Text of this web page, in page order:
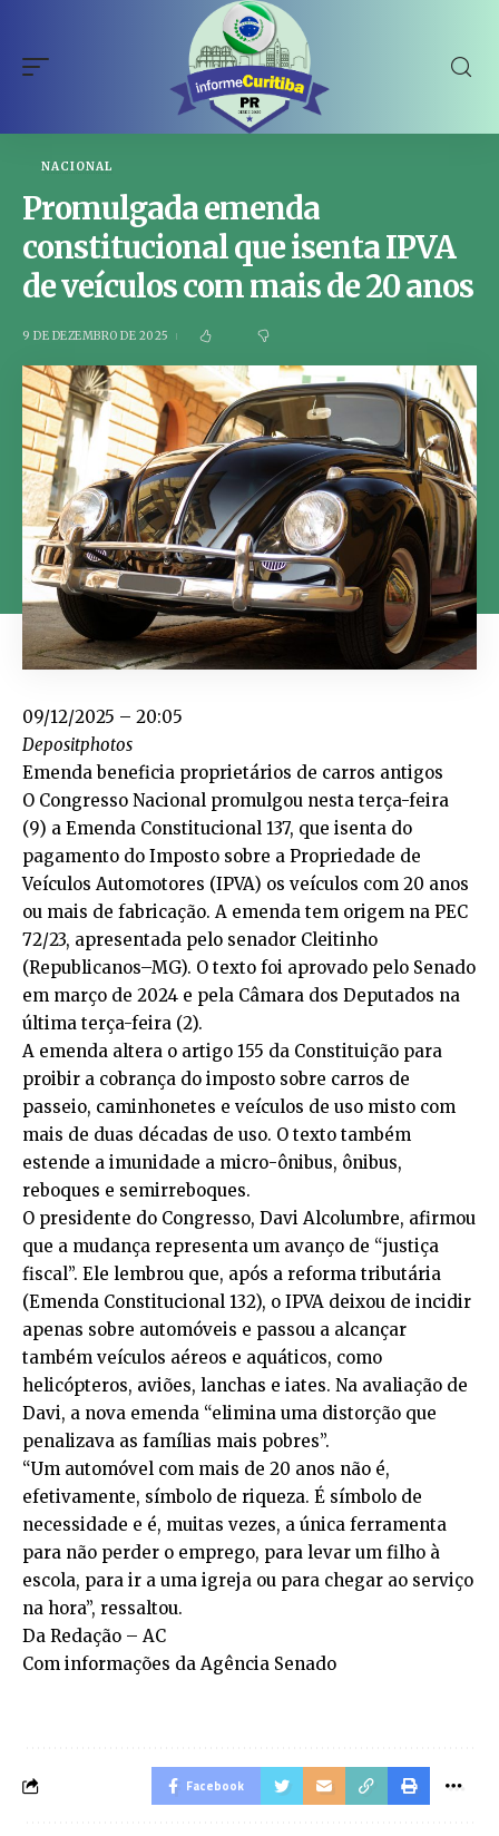
NACIONAL
Promulgada emenda
constitucional que isenta IPVA
de veículos com mais de 20 anos
9 DE DEZEMBRO DE 2025
09/12/2025 – 20:05
Depositphotos
Emenda beneficia proprietários de carros antigos
O Congresso Nacional promulgou nesta terça-feira
(9) a Emenda Constitucional 137, que isenta do
pagamento do Imposto sobre a Propriedade de
Veículos Automotores (IPVA) os veículos com 20 anos
ou mais de fabricação. A emenda tem origem na PEC
72/23, apresentada pelo senador Cleitinho
(Republicanos–MG). O texto foi aprovado pelo Senado
em março de 2024 e pela Câmara dos Deputados na
última terça-feira (2).
A emenda altera o artigo 155 da Constituição para
proibir a cobrança do imposto sobre carros de
passeio, caminhonetes e veículos de uso misto com
mais de duas décadas de uso. O texto também
estende a imunidade a micro-ônibus, ônibus,
reboques e semirreboques.
O presidente do Congresso, Davi Alcolumbre, afirmou
que a mudança representa um avanço de “justiça
fiscal”. Ele lembrou que, após a reforma tributária
(Emenda Constitucional 132), o IPVA deixou de incidir
apenas sobre automóveis e passou a alcançar
também veículos aéreos e aquáticos, como
helicópteros, aviões, lanchas e iates. Na avaliação de
Davi, a nova emenda “elimina uma distorção que
penalizava as famílias mais pobres”.
“Um automóvel com mais de 20 anos não é,
efetivamente, símbolo de riqueza. É símbolo de
necessidade e é, muitas vezes, a única ferramenta
para não perder o emprego, para levar um filho à
escola, para ir a uma igreja ou para chegar ao serviço
na hora”, ressaltou.
Da Redação – AC
Com informações da Agência Senado
Facebook